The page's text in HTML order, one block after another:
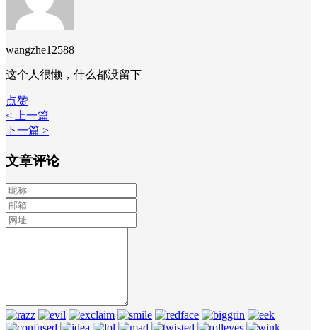
wangzhe12588
这个人很懒，什么都没留下
点赞
< 上一篇
下一篇 >
文章评论